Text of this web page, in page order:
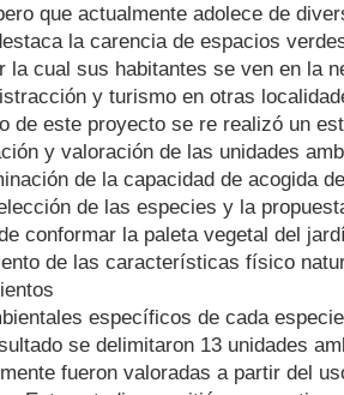
que actualmente adolece de
la carencia de espacios
la cual sus habitantes se ven en la
y turismo en otras
de este proyecto se re realizó un
y valoración de las unidades
de la capacidad de acogida
de las especies y la
conformar la paleta vegetal del
de las características físico
específicos de cada
se delimitaron 13 unidades
fueron valoradas a partir del